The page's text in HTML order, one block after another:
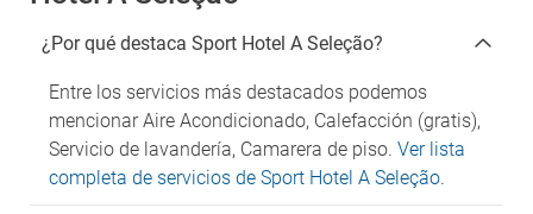
¿Por qué destaca Sport Hotel A Seleção?
Entre los servicios más destacados podemos
mencionar Aire Acondicionado, Calefacción (gratis),
Servicio de lavandería, Camarera de piso. Ver lista
completa de servicios de Sport Hotel A Seleção.